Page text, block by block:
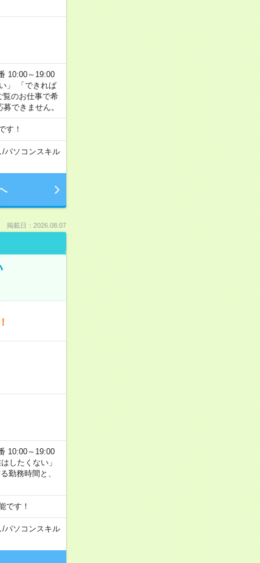
10:00～19:00
」 「できれば
のお仕事で希
できません。
す！
/パソコンスキル
掲載日：2026.08.07
10:00～19:00
したくない」
勤務時間と、
です！
/パソコンスキル